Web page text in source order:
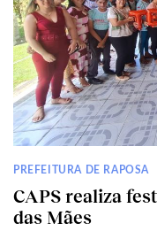
PREFEITURA DE RAPOSA
CAPS realiza
das Mães